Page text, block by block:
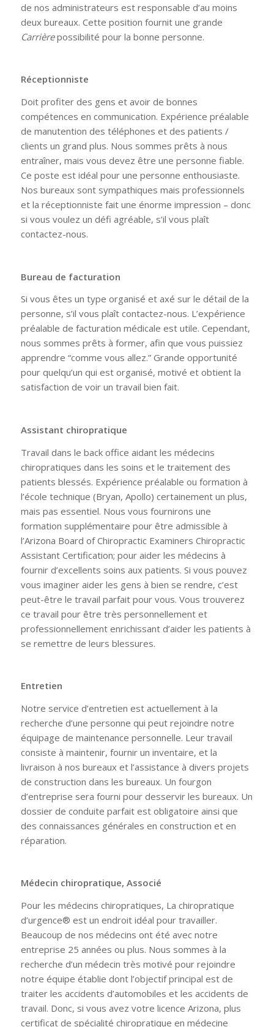
de nos administrateurs est responsable d’au moins
deux bureaux. Cette position fournit une grande
Carrièrepossibilité pour la bonne personne.
Réceptionniste
Doit profiter des gens et avoir de bonnes
compétences en communication. Expérience préalable
de manutention des téléphones et des patients /
clients un grand plus. Nous sommes prêts à nous
entraîner, mais vous devez être une personne fiable.
Ce poste est idéal pour une personne enthousiaste.
Nos bureaux sont sympathiques mais professionnels
et la réceptionniste fait une énorme impression – donc
si vous voulez un défi agréable, s’il vous plaît
contactez-nous.
Bureau de facturation
Si vous êtes un type organisé et axé sur le détail de la
personne, s’il vous plaît contactez-nous. L’expérience
préalable de facturation médicale est utile. Cependant,
nous sommes prêts à former, afin que vous puissiez
apprendre “comme vous allez.” Grande opportunité
pour quelqu’un qui est organisé, motivé et obtient la
satisfaction de voir un travail bien fait.
Assistant chiropratique
Travail dans le back office aidant les médecins
chiropratiques dans les soins et le traitement des
patients blessés. Expérience préalable ou formation à
l’école technique (Bryan, Apollo) certainement un plus,
mais pas essentiel. Nous vous fournirons une
formation supplémentaire pour être admissible à
l’Arizona Board of Chiropractic Examiners Chiropractic
Assistant Certification; pour aider les médecins à
fournir d’excellents soins aux patients. Si vous pouvez
vous imaginer aider les gens à bien se rendre, c’est
peut-être le travail parfait pour vous. Vous trouverez
ce travail pour être très personnellement et
professionnellement enrichissant d’aider les patients à
se remettre de leurs blessures.
Entretien
Notre service d’entretien est actuellement à la
recherche d’une personne qui peut rejoindre notre
équipage de maintenance personnelle. Leur travail
consiste à maintenir, fournir un inventaire, et la
livraison à nos bureaux et l’assistance à divers projets
de construction dans les bureaux. Un fourgon
d’entreprise sera fourni pour desservir les bureaux. Un
dossier de conduite parfait est obligatoire ainsi que
des connaissances générales en construction et en
réparation.
Médecin chiropratique, Associé
Pour les médecins chiropratiques, La chiropratique
d’urgence® est un endroit idéal pour travailler.
Beaucoup de nos médecins ont été avec notre
entreprise 25 années ou plus. Nous sommes à la
recherche d’un médecin très motivé pour rejoindre
notre équipe établie dont l’objectif principal est de
traiter les accidents d’automobiles et les accidents de
travail. Donc, si vous avez votre licence Arizona, plus
certificat de spécialité chiropratique en médecine